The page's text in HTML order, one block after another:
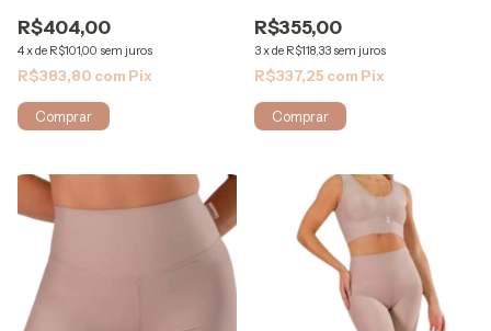
R$404,00
4xde R$101,00 sem juros
R$383,80 com Pix
Comprar
R$355,00
3xde R$118,33 sem juros
R$337,25 com Pix
Comprar